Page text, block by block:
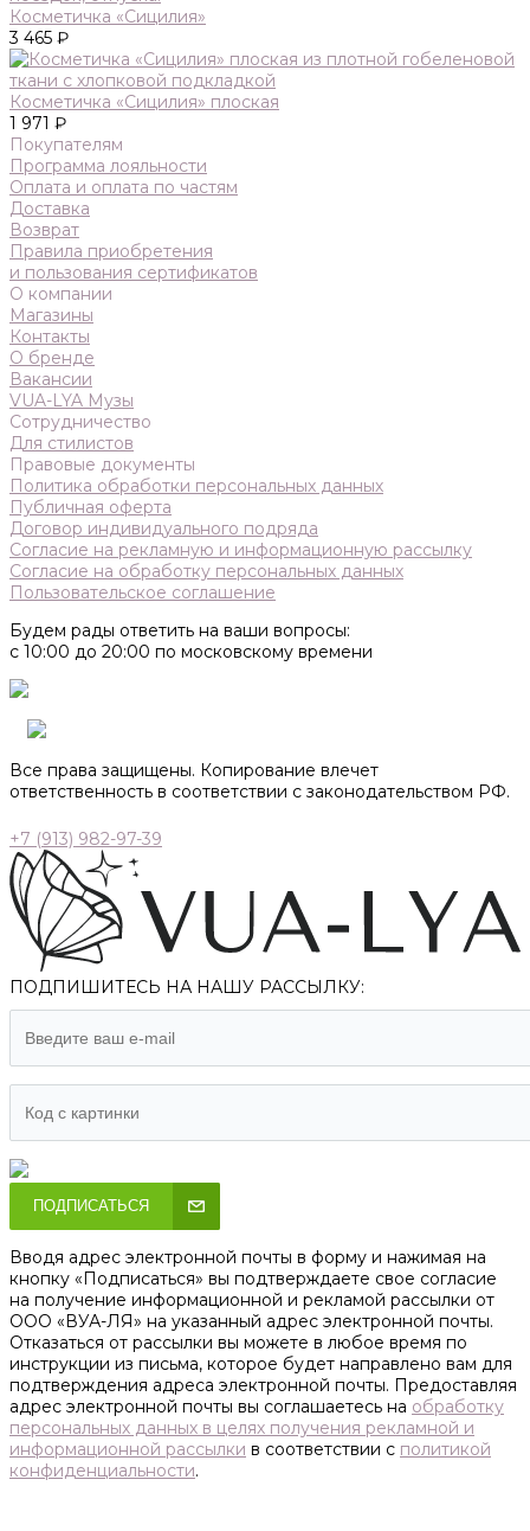
Косметичка «Сицилия»
3 465 ₽
Косметичка «Сицилия» плоская
1 971 ₽
Покупателям
Программа лояльности
Оплата и оплата по частям
Доставка
Возврат
Правила приобретения
и пользования сертификатов
О компании
Магазины
Контакты
О бренде
Вакансии
VUA-LYA Музы
Сотрудничество
Для стилистов
Правовые документы
Политика обработки персональных данных
Публичная оферта
Договор индивидуального подряда
Согласие на рекламную и информационную рассылку
Согласие на обработку персональных данных
Пользовательское соглашение
Будем рады ответить на ваши вопросы:
с 10:00 до 20:00 по московскому времени
Все права защищены. Копирование влечет
ответственность в соответствии с законодательством РФ.
+7 (913) 982-97-39
ПОДПИШИТЕСЬ НА НАШУ РАССЫЛКУ:
ПОДПИСАТЬСЯ
Вводя адрес электронной почты в форму и нажимая на
кнопку «Подписаться» вы подтверждаете свое согласие
на получение информационной и рекламой рассылки от
ООО «ВУА-ЛЯ» на указанный адрес электронной почты.
Отказаться от рассылки вы можете в любое время по
инструкции из письма, которое будет направлено вам для
подтверждения адреса электронной почты. Предоставляя
адрес электронной почты вы соглашаетесь на обработку
персональных данных в целях получения рекламной и
информационной рассылки в соответствии с политикой
конфиденциальности.